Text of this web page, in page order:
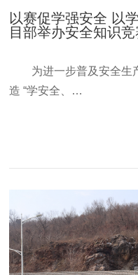
以赛促学强安全 以
目部举办安全知识竞
为进一步普及安全生
造 “学安全、…